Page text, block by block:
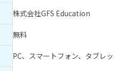
株式会社GFS Education
無料
PC、スマートフォン、タブレ